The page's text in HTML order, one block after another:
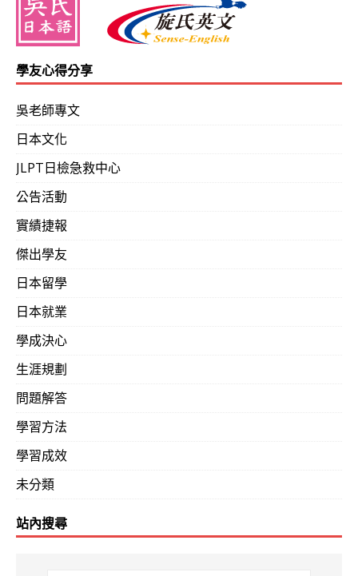
學友心得分享
吳老師專文
日本文化
JLPT日檢急救中心
公告活動
實績捷報
傑出學友
日本留學
日本就業
學成決心
生涯規劃
問題解答
學習方法
學習成效
未分類
站內搜尋